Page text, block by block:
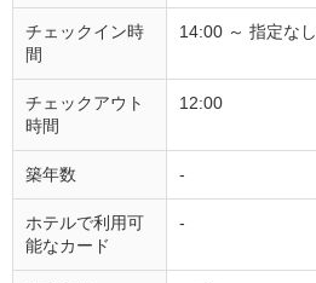
チェックイン時
間
14:00 ～ 指定なし
チェックアウト
時間
12:00
築年数 -
ホテルで利用可
能なカード
-